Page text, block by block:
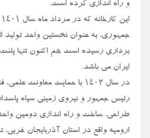
و راه اندازی کرده است.
جمهوری، به عنوان نخستین واحد تولید
برداری رسیده است هم اکنون تنها
ایران می باشد.
در سال ۱۴۰۲ با حمایت معاونت
رئیس جمهور و نیروی زمینی سپاه
طراحی، ساخت و راه اندازی دومین
ارومیه واقع در استان آذربایجان